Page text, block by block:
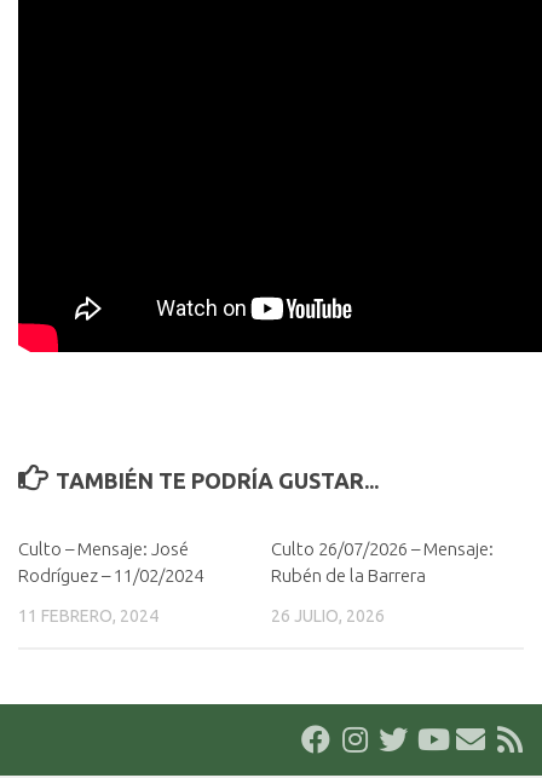
TAMBIÉN TE PODRÍA GUSTAR...
Culto – Mensaje: José
Rodríguez – 11/02/2024
11 FEBRERO, 2024
Culto 26/07/2026 – Mensaje:
Rubén de la Barrera
26 JULIO, 2026